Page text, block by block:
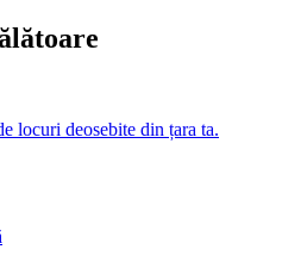
locuri deosebite din țara ta.